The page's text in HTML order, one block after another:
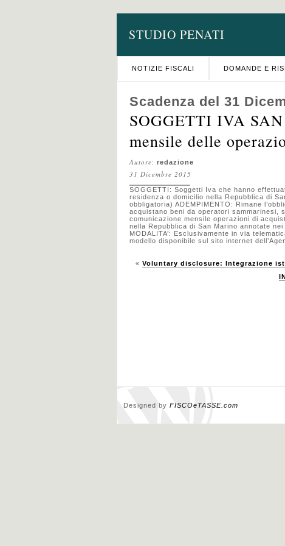
STUDIO PENATI
NOTIZIE FISCALI DOMANDE E
Scadenza del 31
SOGGETTI IVA
mensile delle
Autore: redazione
31 Dicembre 2015
SOGGETTI: Soggetti Iva che hanno
residenza o domicilio nella Repubblica di
obbligatoria) ADEMPIMENTO: Rimane
acquistano beni da operatori sammarinesi,
comunicazione mensile operazioni di
nella Repubblica di San Marino annotate
MODALITA’: Esclusivamente in via
modello disponibile sul sito internet
« Voluntary disclosure: Integrazione
Designed by FISCOeTASSE.com